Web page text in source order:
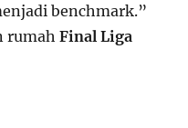
benchmark.”
rumah Final Liga